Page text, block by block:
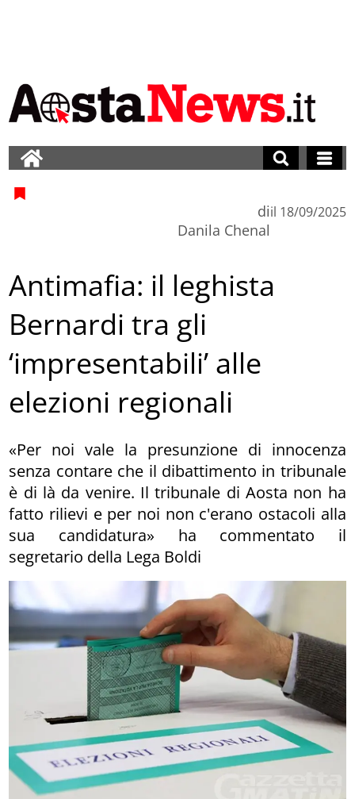
di
Danila Chenal
il 18/09/2025
Antimafia: il leghista
Bernardi tra gli
‘impresentabili’ alle
elezioni regionali
«Per noi vale la presunzione di innocenza
senza contare che il dibattimento in tribunale
è di là da venire. Il tribunale di Aosta non ha
fatto rilievi e per noi non c'erano ostacoli alla
sua candidatura» ha commentato il
segretario della Lega Boldi